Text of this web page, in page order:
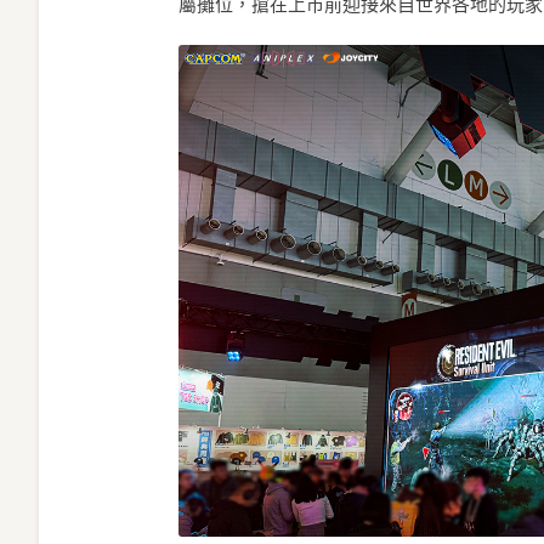
屬攤位，搶在上市前迎接來自世界各地的玩